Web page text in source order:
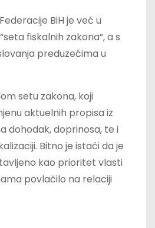
BiH je već u
fiskalnih zakona”, a s
preduzećima u
setu zakona, koji
aktuelnih propisa iz
dohodak, doprinosa, te i
Bitno je istaći da je
kao prioritet vlasti
povlačilo na relaciji